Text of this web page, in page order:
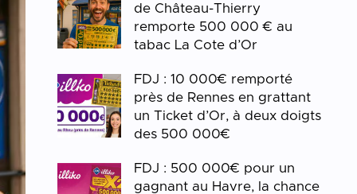
de Château-Thierry
remporte 500 000 € au
tabac La Cote d’Or
FDJ : 10 000€ remporté
près de Rennes en grattant
un Ticket d’Or, à deux doigts
des 500 000€
FDJ : 500 000€ pour un
gagnant au Havre, la chance